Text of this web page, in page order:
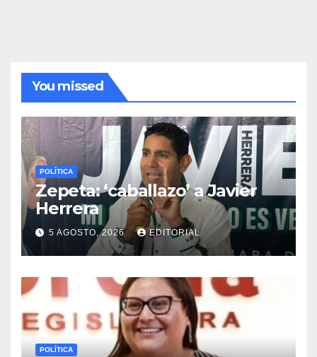
You missed
POLÍTICA
Zepeta: ‘caballazo’ a Javier
Herrera
5 AGOSTO, 2026 EDITORIAL
POLÍTICA